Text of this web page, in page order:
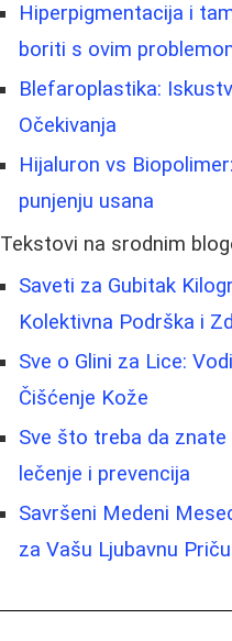
Hiperpigmentacija i
boriti s ovim
Blefaroplastika:
Očekivanja
Hijaluron vs
punjenju usana
Tekstovi na srodnim
Saveti za Gubitak
Kolektivna Podrška i
Sve o Glini za Lice:
Čišćenje Kože
Sve što treba da
lečenje i prevencija
Savršeni Medeni
za Vašu Ljubavnu Priču